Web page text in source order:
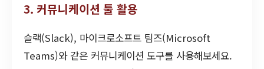
3. 커뮤니케이션 툴 활용
슬랙(Slack), 마이크로소프트 팀즈(Microsoft
Teams)와 같은 커뮤니케이션 도구를 사용해보세요.